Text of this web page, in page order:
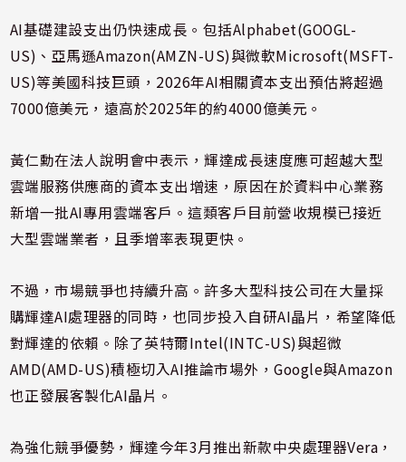
AI基礎建設支出仍快速成長。包括Alphabet(GOOGL-
US)、亞馬遜Amazon(AMZN-US)與微軟Microsoft(MSFT-
US)等美國科技巨頭，2026年AI相關資本支出預估將超過
7000億美元，遠高於2025年的約4000億美元。
黃仁勳在法人說明會中表示，輝達成長速度應可超越大型
雲端服務供應商的資本支出增速，原因在於資料中心業務
新增一批AI專用雲端客戶。這類客戶目前營收規模已接近
大型雲端業者，且季增率表現更快。
不過，市場競爭也持續升高。許多大型科技公司在大量採
購輝達AI處理器的同時，也同步投入自研AI晶片，希望降低
對輝達的依賴。除了英特爾Intel(INTC-US)與超微
AMD(AMD-US)積極切入AI推論市場外，Google與Amazon
也正發展客製化AI晶片。
為強化競爭優勢，輝達今年3月推出新款中央處理器Vera，